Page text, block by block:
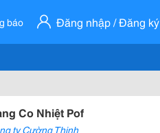
báo Đăng nhập / Đăng ký
Co Nhiệt Pof
ty Cường Thịnh